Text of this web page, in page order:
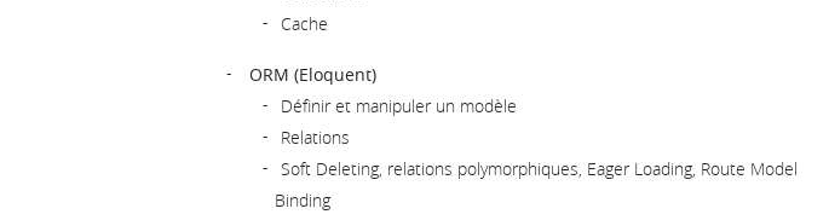
Cache
ORM (Eloquent)
Définir et manipuler un modèle
Relations
Soft Deleting, relations polymorphiques, Eager Loading, Route Model
Binding